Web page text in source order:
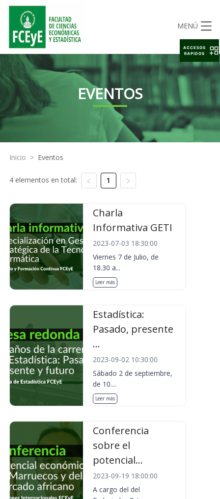
MENÚ
EVENTOS
Inicio > Eventos
4 elementos en total: 1
Charla
Informativa GETI
2023-07-03 18:30:00
Viernes 7 de Julio, de
18.30 a...
Leer más
Estadística:
Pasado, presente
...
2023-09-02 10:30:00
Sábado 2 de septiembre,
de 10....
Leer más
Conferencia
sobre el
potencial...
2023-09-19 18:00:00
A cargo del del
ACCESOS
RAPIDOS